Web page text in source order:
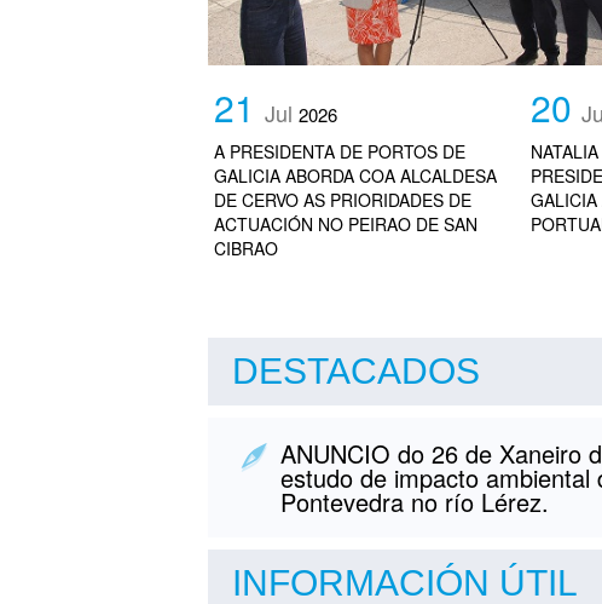
21 Jul 2026
A PRESIDENTA DE PORTOS DE
GALICIA ABORDA COA ALCALDESA
DE CERVO AS PRIORIDADES DE
ACTUACIÓN NO PEIRAO DE SAN
CIBRAO
20
GALICIA
DESTACADOS
ANUNCIO do 26 de Xaneiro
estudo de impacto
Pontevedra no río Lérez.
INFORMACIÓN ÚTIL